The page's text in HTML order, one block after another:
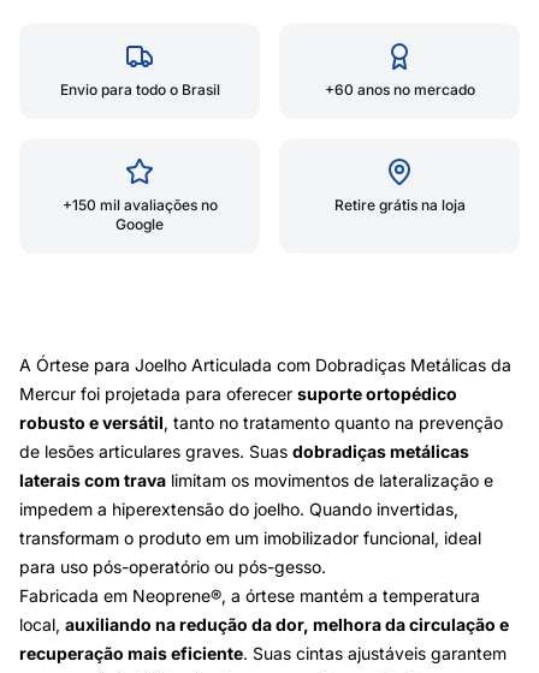
Envio para todo o Brasil +60 anos no mercado
+150 mil avaliações no
Google
Retire grátis na loja
A Órtese para Joelho Articulada com Dobradiças Metálicas da
Mercur foi projetada para oferecer suporte ortopédico
robusto e versátil, tanto no tratamento quanto na prevenção
de lesões articulares graves. Suas dobradiças metálicas
laterais com trava limitam os movimentos de lateralização e
impedem a hiperextensão do joelho. Quando invertidas,
transformam o produto em um imobilizador funcional, ideal
para uso pós-operatório ou pós-gesso.
Fabricada em Neoprene®, a órtese mantém a temperatura
local, auxiliando na redução da dor, melhora da circulação e
recuperação mais eficiente. Suas cintas ajustáveis garantem